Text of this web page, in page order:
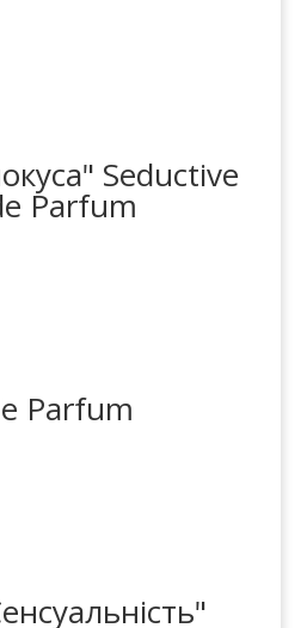
Seductive
Parfum
Parfum